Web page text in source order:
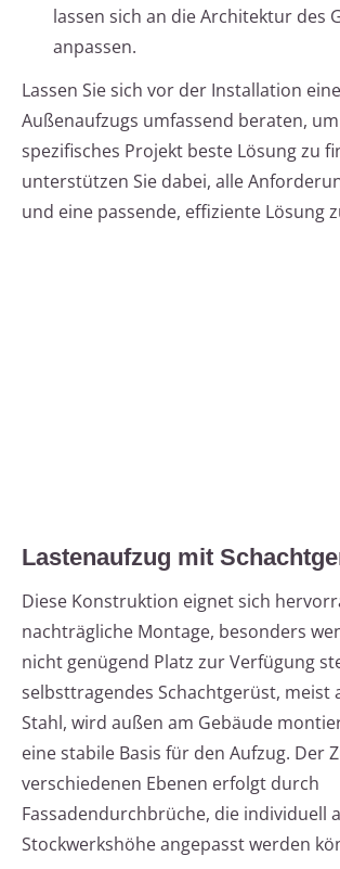
lassen sich an die Architektur des
anpassen.
Lassen Sie sich vor der Installation
Außenaufzugs umfassend beraten,
spezifisches Projekt beste Lösung zu
unterstützen Sie dabei, alle
und eine passende, effiziente Lösung
Lastenaufzug mit
Diese Konstruktion eignet sich
nachträgliche Montage, besonders
nicht genügend Platz zur Verfügung
selbsttragendes Schachtgerüst, meist
Stahl, wird außen am Gebäude
eine stabile Basis für den Aufzug. Der
verschiedenen Ebenen erfolgt durch
Fassadendurchbrüche, die individuell
Stockwerkshöhe angepasst werden